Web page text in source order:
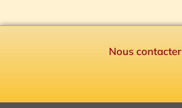
Nous contacter